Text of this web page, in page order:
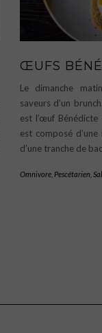
ŒUFS
Le dimanche
saveurs d’un
est l’œuf Bénédicte
est composé
d’une tranche de
Omnivore Pescétarien